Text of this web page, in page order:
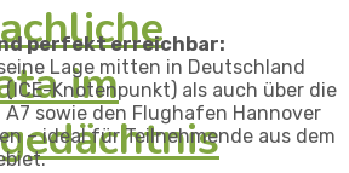
im
perfekt erreichbar​:
Lage mitten in Deutschland
Knotenpunkt) als auch über die
sowie den Flughafen Hannover
– ideal für Teilnehmende aus dem